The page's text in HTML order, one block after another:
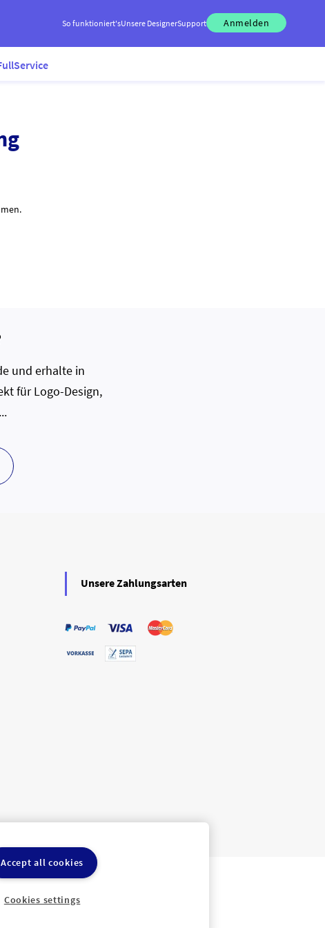
So funktioniert'sUnsere DesignerSupport Anmelden
und erhalte in
für Logo-Design,
Unsere Zahlungsarten
Accept all cookies
Cookies settings